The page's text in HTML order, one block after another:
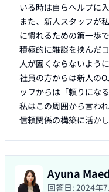
いる時は自らヘルプに
また、新人スタッフが
に慣れるための第一歩
積極的に雑談を挟んだ
人が固くならないよう
社員の方からは新人の
ッフからは「頼りにな
私はこの周囲から言わ
信頼関係の構築に活か
Ayuna
回答日: 2024年